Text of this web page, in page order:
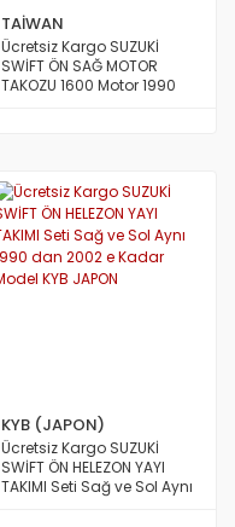
TAİWAN
Ücretsiz Kargo SUZUKİ
SWİFT ÖN SAĞ MOTOR
TAKOZU 1600 Motor 1990
KYB (JAPON)
Ücretsiz Kargo SUZUKİ
SWİFT ÖN HELEZON YAYI
TAKIMI Seti Sağ ve Sol Aynı